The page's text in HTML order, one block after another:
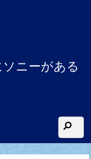
ニーがある